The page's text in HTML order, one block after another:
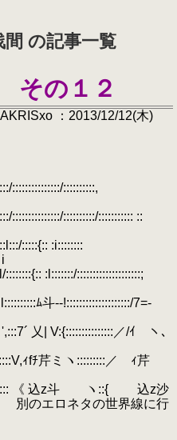
間 の記事一覧
その１２
：2013/12/12(木)
::::::::::,
::::::::::/::::::::::: ::
:i::::::::
::::::::::::::::::::;
-‐!::::::::::::::::::::/7=-
| V:{:::::::::::::::／/ｲ ヽ､
芹ミヽ:::::::::／ ｨ芹
込z斗 ヽ::{ 込z沙
のエロネタの世界線に行